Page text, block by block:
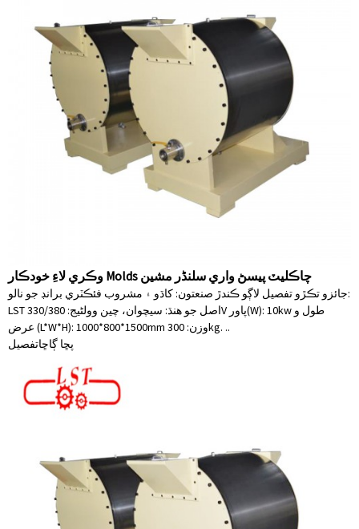
وڪري لاءِ خودڪار Molds چاڪليٽ پيسڻ واري سلنڈر مشين
جائزو تڪڙو تفصيل لاڳو ڪندڙ صنعتون: کاڌو ۽ مشروب فئڪٽري برانڊ جو نالو:
LST اصل جو هنڌ: سيچوان، چين وولٹیج: 330/380V پاور(W): 10kw طول و
عرض (L*W*H): 1000*800*1500mm وزن: 300kg. ..
پڇا ڳاڇاتفصيل